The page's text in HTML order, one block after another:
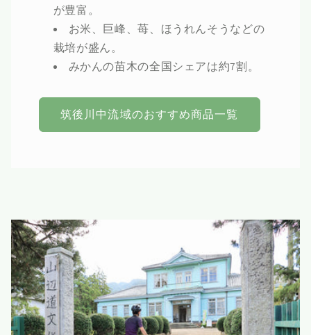
が豊富。
お米、巨峰、苺、ほうれんそうなどの
栽培が盛ん。
みかんの苗木の全国シェアは約7割。
筑後川中流域のおすすめ商品一覧